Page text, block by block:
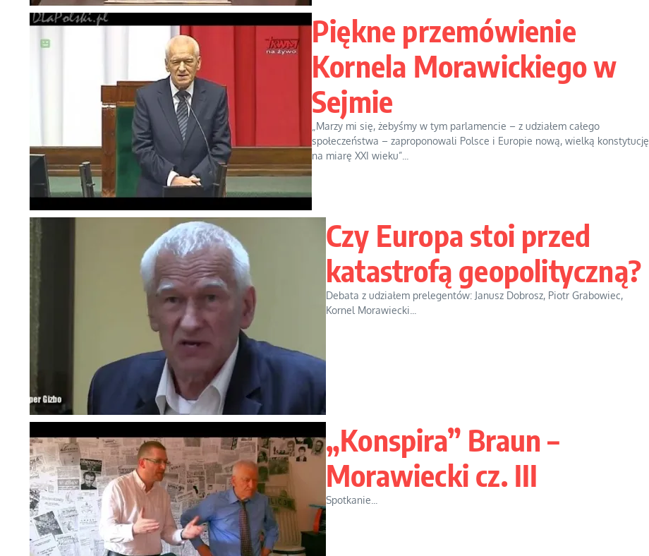
Piękne przemówienie
Kornela Morawickiego w
Sejmie
„Marzy mi się, żebyśmy w tym parlamencie – z udziałem całego
społeczeństwa – zaproponowali Polsce i Europie nową, wielką konstytucję
na miarę XXI wieku”...
Czy Europa stoi przed
katastrofą geopolityczną?
Debata z udziałem prelegentów: Janusz Dobrosz, Piotr Grabowiec,
Kornel Morawiecki...
„Konspira” Braun –
Morawiecki cz. III
Spotkanie...